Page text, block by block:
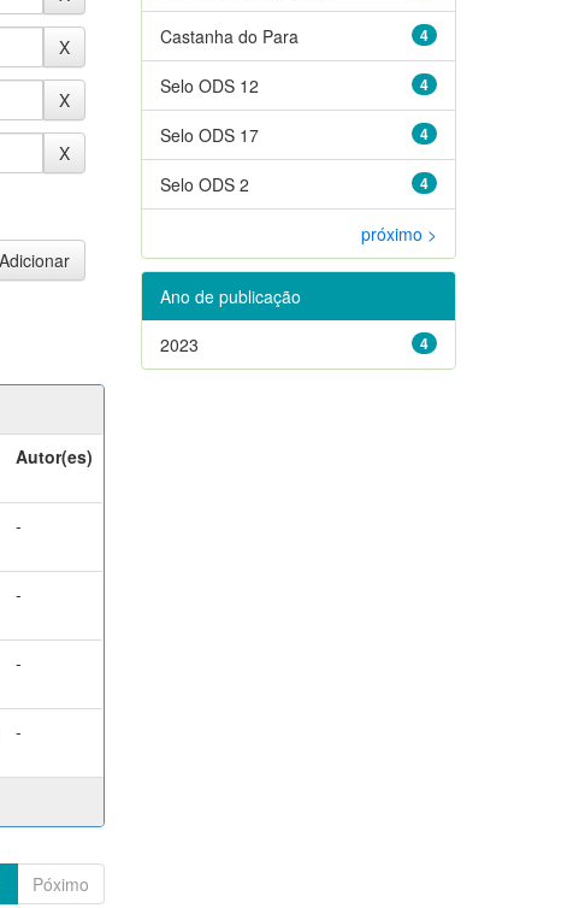
Autor(es)
-
-
-
-
Póximo
4
Castanha do Para
4
Selo ODS 12
4
Selo ODS 17
4
Selo ODS 2
próximo >
Ano de publicação
4
2023